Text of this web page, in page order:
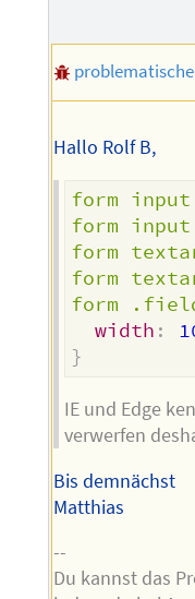
Hallo Rolf B,
form
form
form
form
form
width :
}
IE und Edge
verwerfen
Bis demnächst
Matthias
--
Du kannst das